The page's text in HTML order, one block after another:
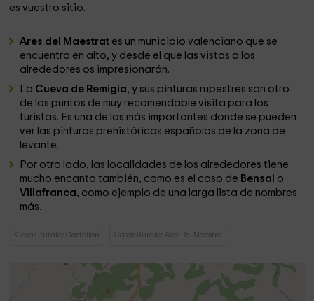
es vuestro sitio.
Ares del Maestrat es un municipio valenciano que se
encuentra en alto, y desde el que las vistas a los
alrededores os impresionarán.
La Cueva de Remigia, y sus pinturas rupestres son otro
de los puntos de muy recomendable visita para los
turistas. Es una de las más importantes donde se pueden
ver las pinturas prehistóricas españolas de la zona de
levante.
Por otro lado, las localidades de los alrededores tiene
mucho encanto también, como es el caso de Bensal o
Villafranca, como ejemplo de una larga lista de nombres
más.
Casas Rurales Castellón Casas Rurales Ares Del Maestre